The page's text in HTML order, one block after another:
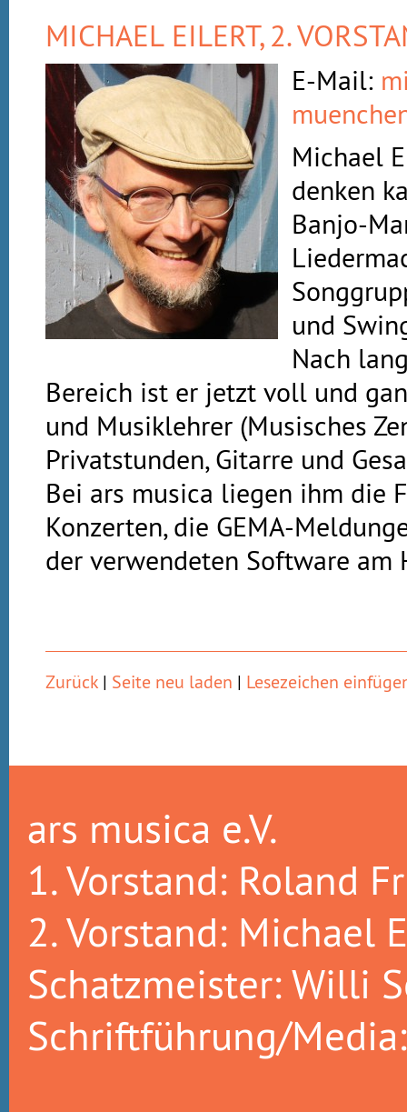
MICHAEL EILERT, 2.
E-Mail:
Michael
denken
Banjo-
und
Nach
Bereich ist er jetzt voll und
und Musiklehrer (Musisches
Privatstunden, Gitarre und
Bei ars musica liegen ihm die
Konzerten, die GEMA-
der verwendeten Software am
Zurück | Seite neu laden | Lesezeichen
ars musica e.V.
1. Vorstand: Roland
2. Vorstand: Michael
Schatzmeister: Willi
Schriftführung/